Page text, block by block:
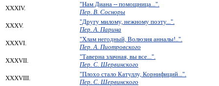
XXXIV.
"Нам Диана -- помощница...".
Пер. В. Сосноры
XXXV.
"Другу милому, нежному поэту...".
Пер. А. Парина
XXXVI.
"Хлам негодный, Волюзия анналы!..".
Пер. А. Пиотровского
XXXVII.
"Таверна злачная, вы все...".
Пер. С. Шервинского
XXXVIII.
"Плохо стало Катуллу, Корнифиций...".
Пер. С. Шервинского